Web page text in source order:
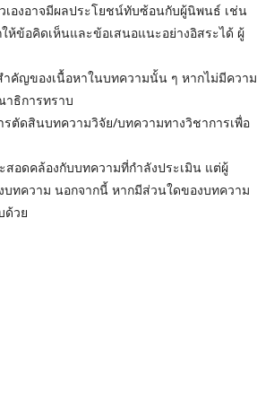
งอาจมีผลประโยชน์ทับซ้อนกับผู้นิพนธ์ เช่น
ห้ข้อคิดเห็นและข้อเสนอแนะอย่างอิสระได้ ผู้
ของเนื้อหาในบทความนั้น ๆ หากไม่มีความ
ธิการทราบ
ดสินบทความวิจัย/บทความทางวิชาการเพื่อ
ดคล้องกับบทความที่กําลังประเมิน แต่ผู้
ทความ นอกจากนี้ หากมีส่วนใดของบทความ
ด้วย